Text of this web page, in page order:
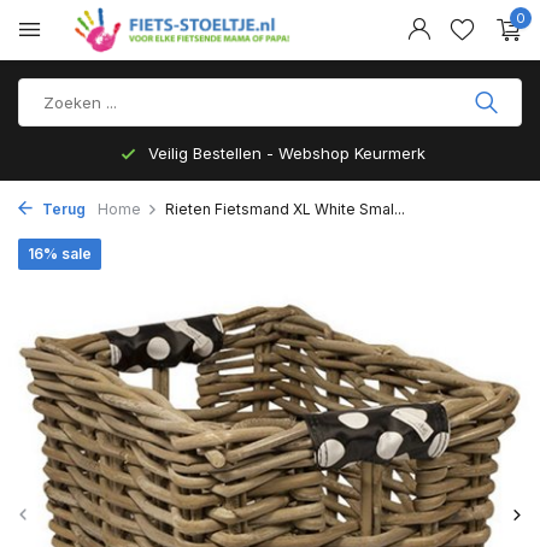
0
Veilig Bestellen - Webshop Keurmerk
Terug Home Rieten Fietsmand XL White Smal...
16% sale